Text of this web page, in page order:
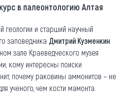
в палеонтологию Алтая
геологии и старший научный
заповедника Дмитрий Кузменкин
зале Краеведческого музея
кому интересны поиски
почему раковины аммонитов – не
ученого, чем кости мамонта.